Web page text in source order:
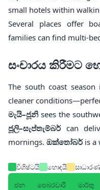
small hotels within
Several places offer
families can find multi-
සංචාරය කිරීමට
The south coast season
cleaner
මැයි–ජූනි sees the
ජූලි–සැප්තැම්බර්can
mornings. ඔක්තෝබර්is a
විශිෂ්ටයි හොඳයි
ජන
පෙබරවාරි මාර්තු